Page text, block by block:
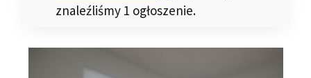
znaleźliśmy 1 ogłoszenie.